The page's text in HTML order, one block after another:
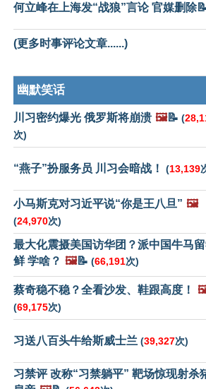
何立峰在上海发“战狼”言论 官媒删除
(更多时事评论文章......)
幽默笑话
川习密约爆光 俄罗斯将崩溃 🖼️📝 (
次)
“燕子”扮服务员 川习会暗战！ (13,139
小马斯克对习近平说“你是王八旦” 🖼️
(24,970次)
最大化震摄美国访华团？派中国牛马
鲜 学啥？ 🖼️📝 (66,191次)
蔡奇稳不稳？全看沙发、鞋跟高度！
(69,175次)
习送八百头牛给斯威士兰 (39,327次)
习禁评 改称“习禁躺平” 靶场惊现射杀